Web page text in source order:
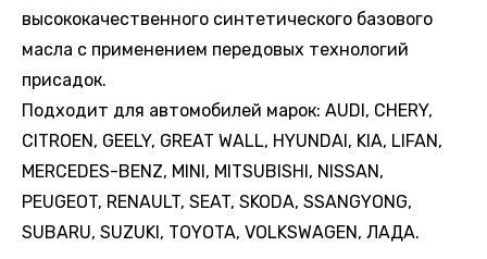
высококачественного синтетического базового
масла с применением передовых технологий
присадок.
Подходит для автомобилей марок: AUDI, CHERY,
CITROEN, GEELY, GREAT WALL, HYUNDAI, KIA, LIFAN,
MERCEDES-BENZ, MINI, MITSUBISHI, NISSAN,
PEUGEOT, RENAULT, SEAT, SKODA, SSANGYONG,
SUBARU, SUZUKI, TOYOTA, VOLKSWAGEN, ЛАДА.